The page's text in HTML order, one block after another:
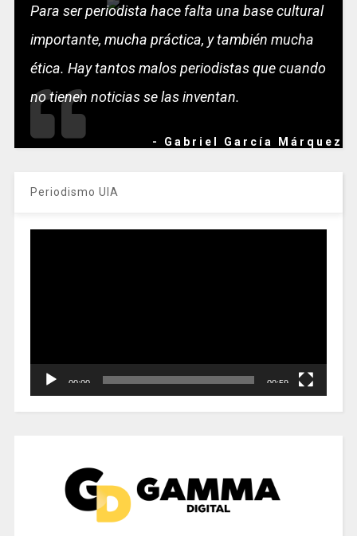
Para ser periodista hace falta una base cultural
importante, mucha práctica, y también mucha
ética. Hay tantos malos periodistas que cuando
no tienen noticias se las inventan.
- Gabriel García Márquez
Periodismo UIA
00:00 00:59